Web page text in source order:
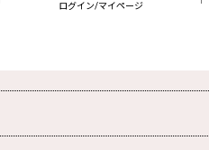
ログイン/マイページ